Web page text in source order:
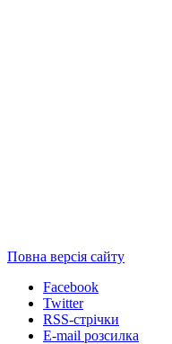
Повна версія сайту
Facebook
Twitter
RSS-стрічки
E-mail розсилка